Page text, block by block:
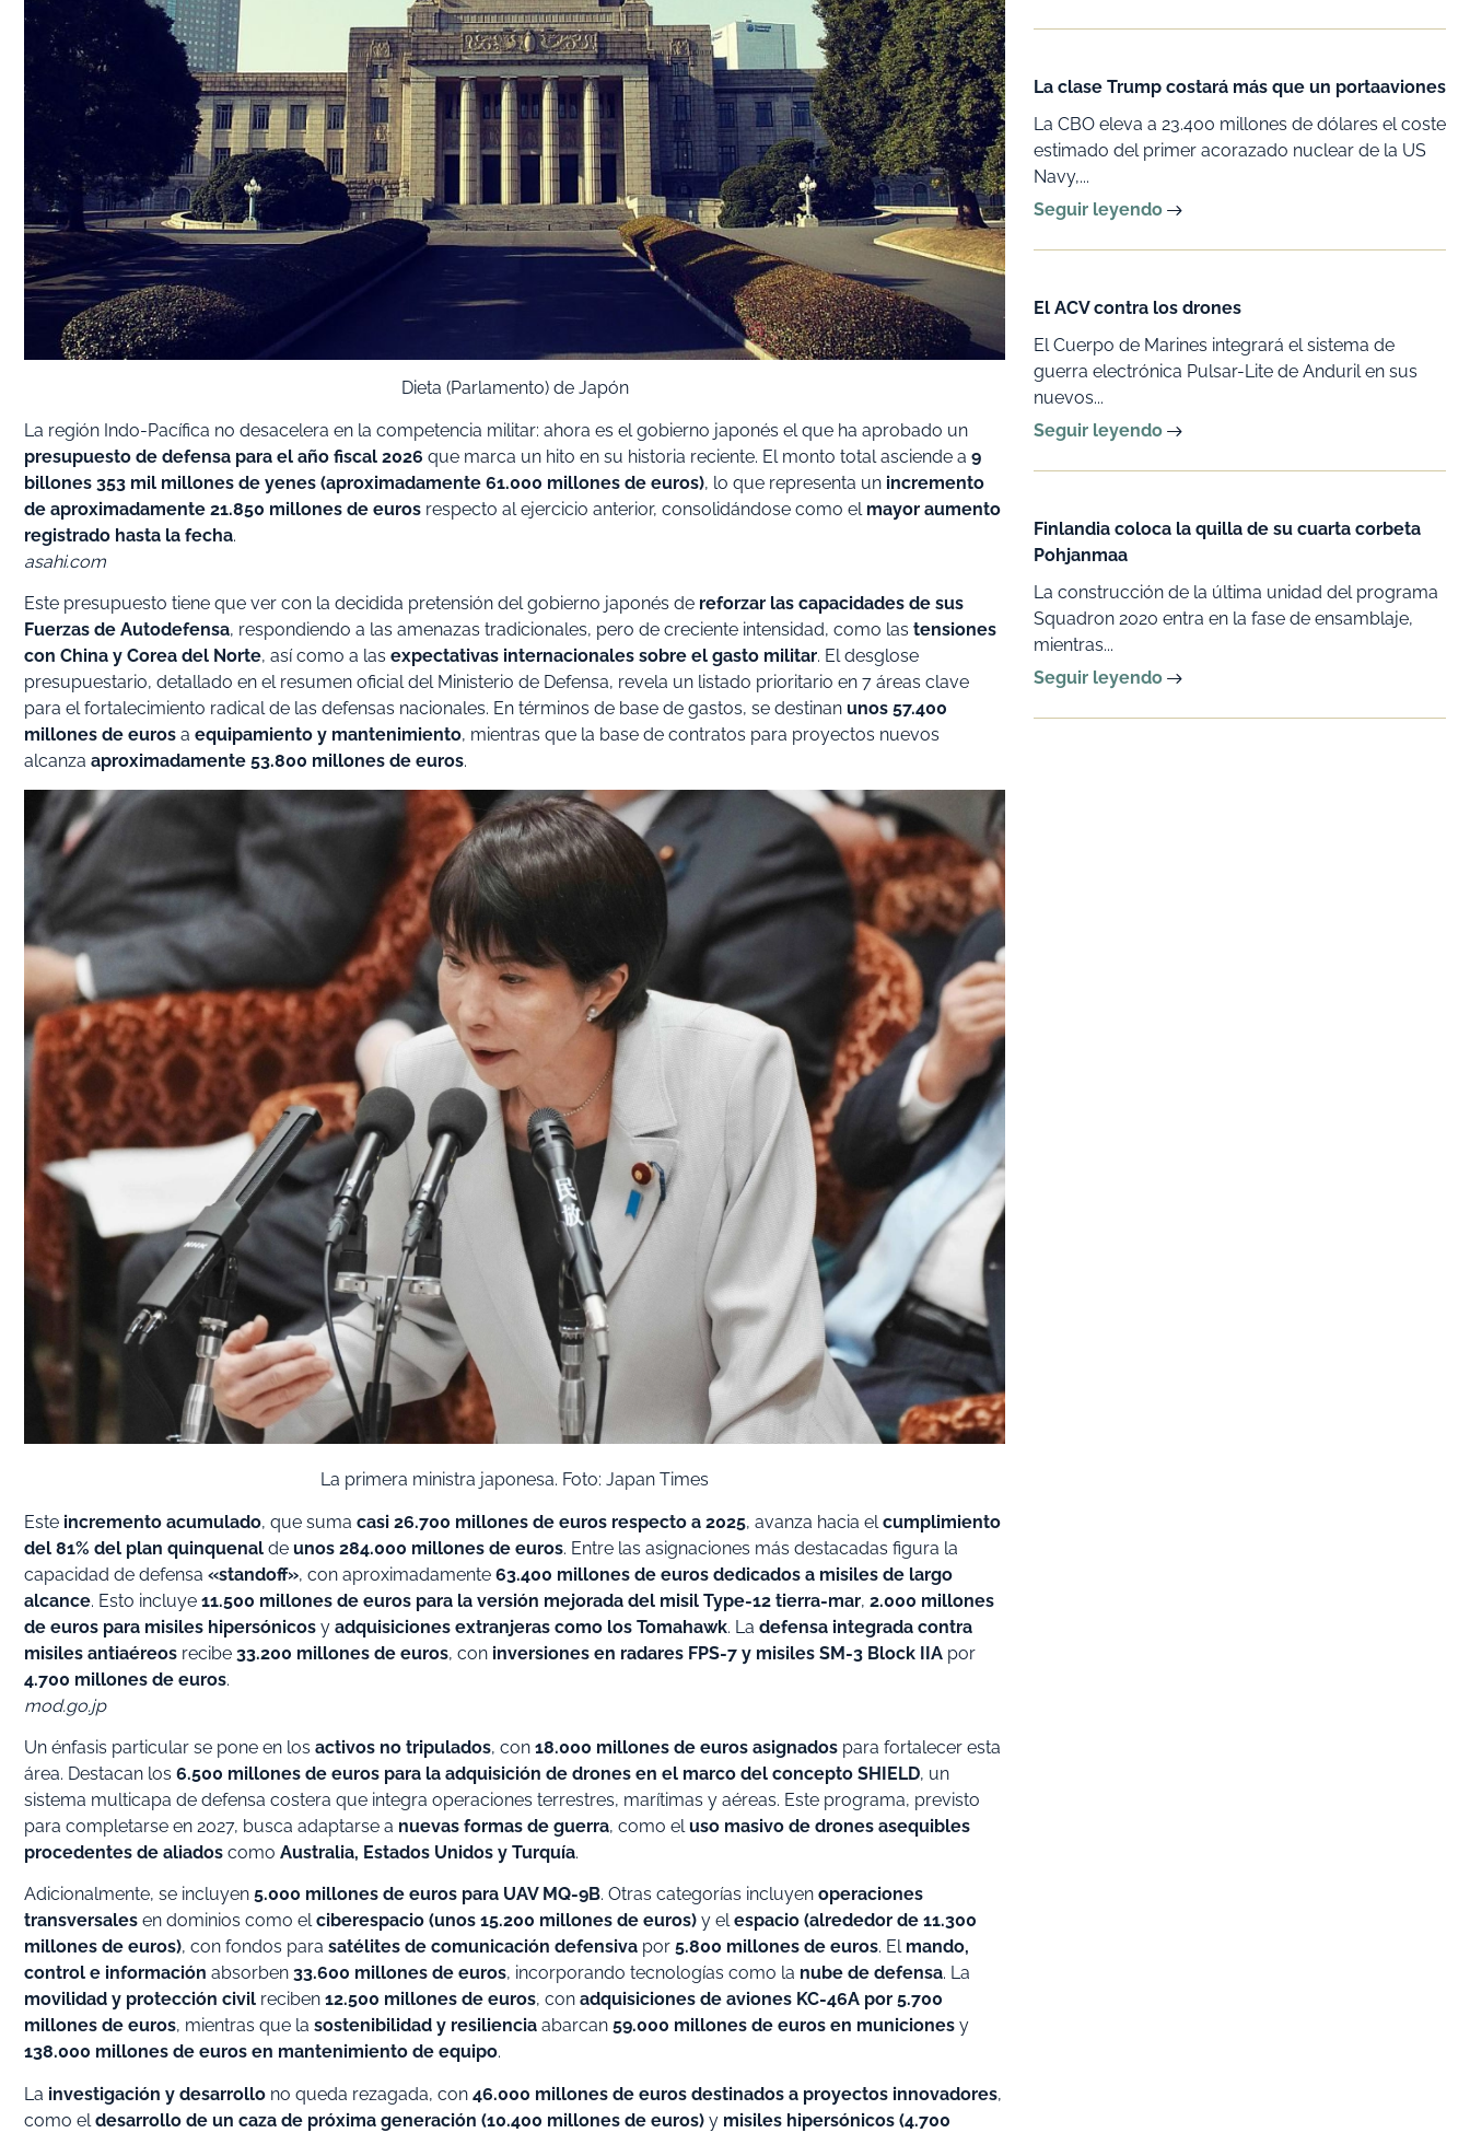
Dieta (Parlamento) de Japón
La región Indo-Pacífica no desacelera en la competencia militar: ahora es el gobierno japonés el que ha aprobado un
presupuesto de defensa para el año fiscal 2026 que marca un hito en su historia reciente. El monto total asciende a 9
billones 353 mil millones de yenes (aproximadamente 61.000 millones de euros), lo que representa un incremento
de aproximadamente 21.850 millones de euros respecto al ejercicio anterior, consolidándose como el mayor aumento
registrado hasta la fecha.
asahi.com
Este presupuesto tiene que ver con la decidida pretensión del gobierno japonés de reforzar las capacidades de sus
Fuerzas de Autodefensa, respondiendo a las amenazas tradicionales, pero de creciente intensidad, como las tensiones
con China y Corea del Norte, así como a las expectativas internacionales sobre el gasto militar. El desglose
presupuestario, detallado en el resumen oficial del Ministerio de Defensa, revela un listado prioritario en 7 áreas clave
para el fortalecimiento radical de las defensas nacionales. En términos de base de gastos, se destinan unos 57.400
millones de euros a equipamiento y mantenimiento, mientras que la base de contratos para proyectos nuevos
alcanza aproximadamente 53.800 millones de euros.
La primera ministra japonesa. Foto: Japan Times
Este incremento acumulado, que suma casi 26.700 millones de euros respecto a 2025, avanza hacia el cumplimiento
del 81% del plan quinquenal de unos 284.000 millones de euros. Entre las asignaciones más destacadas figura la
capacidad de defensa «standoff», con aproximadamente 63.400 millones de euros dedicados a misiles de largo
alcance. Esto incluye 11.500 millones de euros para la versión mejorada del misil Type-12 tierra-mar, 2.000 millones
de euros para misiles hipersónicos y adquisiciones extranjeras como los Tomahawk. La defensa integrada contra
misiles antiaéreos recibe 33.200 millones de euros, con inversiones en radares FPS-7 y misiles SM-3 Block IIA por
4.700 millones de euros.
mod.go.jp
Un énfasis particular se pone en los activos no tripulados, con 18.000 millones de euros asignados para fortalecer esta
área. Destacan los 6.500 millones de euros para la adquisición de drones en el marco del concepto SHIELD, un
sistema multicapa de defensa costera que integra operaciones terrestres, marítimas y aéreas. Este programa, previsto
para completarse en 2027, busca adaptarse a nuevas formas de guerra, como eluso masivo de drones asequibles
procedentes de aliados como Australia, Estados Unidos y Turquía.
Adicionalmente, se incluyen 5.000 millones de euros para UAV MQ-9B. Otras categorías incluyen operaciones
transversales en dominios como elciberespacio (unos 15.200 millones de euros) y elespacio (alrededor de 11.300
millones de euros), con fondos para satélites de comunicación defensiva por 5.800 millones de euros. El mando,
control e información absorben 33.600 millones de euros, incorporando tecnologías como la nube de defensa. La
movilidad y protección civil reciben 12.500 millones de euros, con adquisiciones de aviones KC-46A por 5.700
millones de euros, mientras que la sostenibilidad y resiliencia abarcan 59.000 millones de euros en municiones y
138.000 millones de euros en mantenimiento de equipo.
La investigación y desarrollo no queda rezagada, con 46.000 millones de euros destinados a proyectos innovadores,
como el desarrollo de un caza de próxima generación (10.400 millones de euros) y misiles hipersónicos (4.700
La clase Trump costará más que un portaaviones
La CBO eleva a 23.400 millones de dólares el coste
estimado del primer acorazado nuclear de la US
Navy,...
Seguir leyendo
El ACV contra los drones
El Cuerpo de Marines integrará el sistema de
guerra electrónica Pulsar-Lite de Anduril en sus
nuevos...
Seguir leyendo
Finlandia coloca la quilla de su cuarta corbeta
Pohjanmaa
La construcción de la última unidad del programa
Squadron 2020 entra en la fase de ensamblaje,
mientras...
Seguir leyendo